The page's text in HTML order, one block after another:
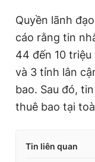
Quyền lãnh
cáo rằng tin
44 đến 10
và 3 tỉnh lân
bao. Sau đó,
thuê bao tại
Tin liên quan